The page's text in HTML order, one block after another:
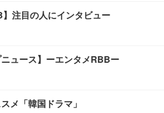
】注目の人にインタビュー
ニュース】ーエンタメRBBー
メ「韓国ドラマ」